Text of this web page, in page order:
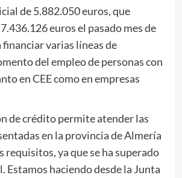
de 5.882.050 euros, que
euros el pasado mes de
varias líneas de
del empleo de personas con
en CEE como en empresas
de crédito permite atender las
en la provincia de Almería
requisitos, ya que se ha superado
Estamos haciendo desde la Junta